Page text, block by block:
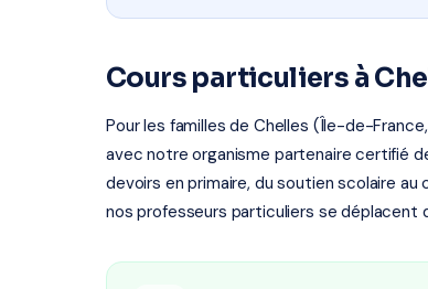
Cours particuliers à
Pour les familles de Chelles (Île-de-
avec notre organisme partenaire certifié
devoirs en primaire, du soutien scolaire au
nos professeurs particuliers se déplacent